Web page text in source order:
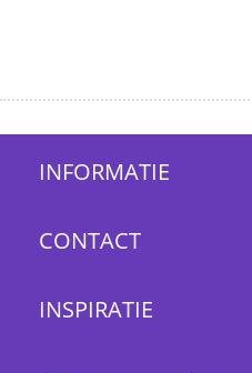
INFORMATIE
CONTACT
INSPIRATIE